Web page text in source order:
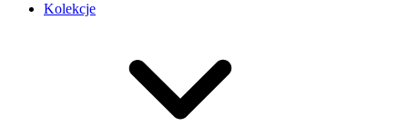
Kolekcje